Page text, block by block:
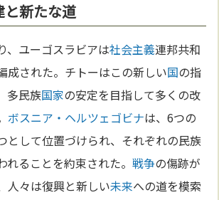
と新たな道
、ユーゴスラビアは社会主義連邦共和
成された。チトーはこの新しい国の指
多民族国家の安定を目指して多くの改
ボスニア・ヘルツェゴビナは、6つの
として位置づけられ、それぞれの民族
れることを約束された。戦争の傷跡が
人々は復興と新しい未来への道を模索